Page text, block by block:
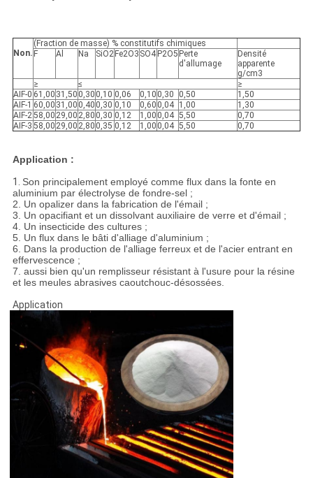
Non.
(Fraction de masse) % constitutifs chimiques
F
Al Na SiO2 Fe2O3 SO4 P2O5 Perte
d'allumage
Densité
apparente
g/cm3
≥
≤
≥
AIF-0 61,00 31,50 0,30 0,10 0,06 0,10 0,30 0,50
1,50
AIF-1 60,00 31,00 0,40 0,30 0,10 0,60 0,04 1,00
1,30
AIF-258,00 29,00 2,80 0,30 0,12 1,00 0,04 5,50
0,70
AIF-3 58,00 29,00 2,80 0,35 0,12 1,00 0,04 5,50 0,70
Application :
1. Son principalement employé comme flux dans la fonte en
aluminium par électrolyse de fondre-sel ;
2. Un opalizer dans la fabrication de l'émail ;
3. Un opacifiant et un dissolvant auxiliaire de verre et d'émail ;
4. Un insecticide des cultures ;
5. Un flux dans le bâti d'alliage d'aluminium ;
6. Dans la production de l'alliage ferreux et de l'acier entrant en
effervescence ;
7. aussi bien qu'un remplisseur résistant à l'usure pour la résine
et les meules abrasives caoutchouc-désossées.
Application